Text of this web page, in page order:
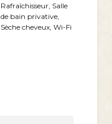
Rafraîchisseur Salle
de bain privative
Sèche cheveux Wi-Fi